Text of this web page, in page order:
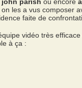
on les a vus composer
faite de
vidéo très efficace
à ça :